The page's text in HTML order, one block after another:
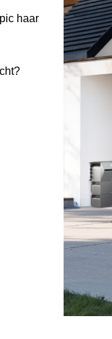
haar